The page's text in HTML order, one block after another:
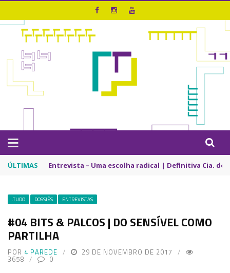
ÚLTIMAS Entrevista – Uma escolha radical | Definitiva Cia. de
.TUDO DOSSIÊS ENTREVISTAS
#04 BITS & PALCOS | DO SENSÍVEL COMO
PARTILHA
POR 4 PAREDE 29 DE NOVEMBRO DE 2017
3658 0